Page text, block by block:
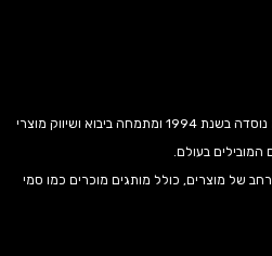
חברת הנסיך הקטן - אביב ואורן בע"מ נוסדה בשנת 1994 ומתמחה ביבוא ושיווק מוצרי
המובילים בעולם.
של מוצרים, כולל מותגים מוכרים כמו סמי